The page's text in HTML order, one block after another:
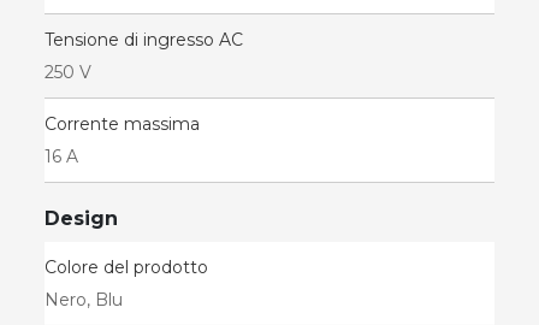
Tensione di ingresso AC
250 V
Corrente massima
16 A
Design
Colore del prodotto
Nero, Blu